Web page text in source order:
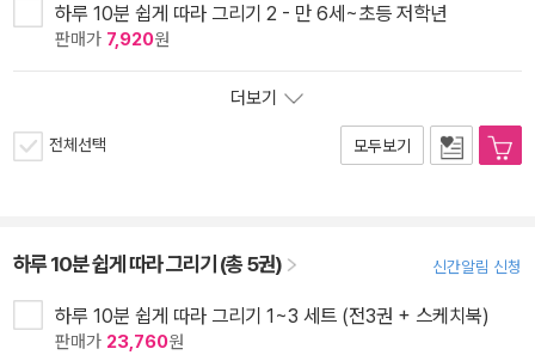
하루 10분 쉽게 따라 그리기 2 - 만 6세~초등 저학년
판매가 7,920원
더보기
전체선택 모두보기
하루 10분 쉽게 따라 그리기 (총 5권) 신간알림 신청
하루 10분 쉽게 따라 그리기 1~3 세트 (전3권 + 스케치북)
판매가 23,760원